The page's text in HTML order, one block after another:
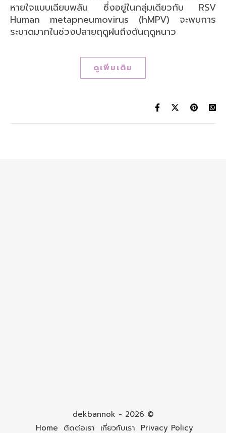
หายใจแบบเฉียบพลัน ซึ่งอยู่ในกลุ่มเดียวกับ RSV
Human metapneumovirus (hMPV) จะพบการ
ระบาดมากในช่วงปลายฤดูฝนถึงต้นฤดูหนาว
ดูเพิ่มเติม
dekbannok - 2026 ©
Home ติดต่อเรา เกี่ยวกับเรา Privacy Policy